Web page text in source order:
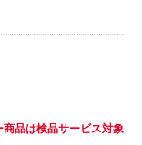
商品は検品サービス対象